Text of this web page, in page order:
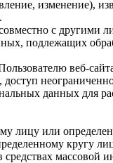
изменение),
с
подлежащих
веб-
данных для
лицу или
кругу